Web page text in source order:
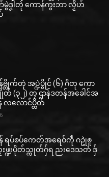
ာ်မွဲဒၞါဲတုဲ ကောန်ကွးဘာ လၟိဟ်
ဗ္တိုက်တုဲ အပ္ဍဲပွိုင် (၆) ဂိတု ကော
ချိုတ် (၃၂) တၠ ဌာန်ဒတန်အခေါင်အ
လလောင်ပ္တိတ်
ရပ်စပ်ကေတ်အရေဝ်ကဵု ဂဥုဲၜူ
ဖ္ဍးပိုတ်သ္ကုတ်ဂှ်ရ ညးဒေသတံ ဒှ်